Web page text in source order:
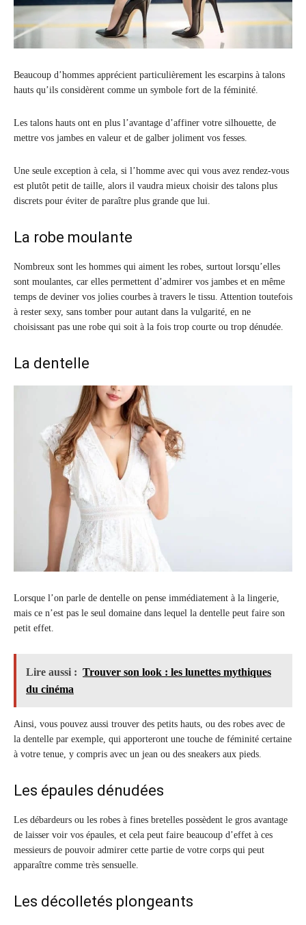
Beaucoup d’hommes apprécient particulièrement les escarpins à talons
hauts qu’ils considèrent comme un symbole fort de la féminité.
Les talons hauts ont en plus l’avantage d’affiner votre silhouette, de
mettre vos jambes en valeur et de galber joliment vos fesses.
Une seule exception à cela, si l’homme avec qui vous avez rendez-vous
est plutôt petit de taille, alors il vaudra mieux choisir des talons plus
discrets pour éviter de paraître plus grande que lui.
La robe moulante
Nombreux sont les hommes qui aiment les robes, surtout lorsqu’elles
sont moulantes, car elles permettent d’admirer vos jambes et en même
temps de deviner vos jolies courbes à travers le tissu. Attention toutefois
à rester sexy, sans tomber pour autant dans la vulgarité, en ne
choisissant pas une robe qui soit à la fois trop courte ou trop dénudée.
La dentelle
Lorsque l’on parle de dentelle on pense immédiatement à la lingerie,
mais ce n’est pas le seul domaine dans lequel la dentelle peut faire son
petit effet.
Lire aussi : Trouver son look : les lunettes mythiques
du cinéma
Ainsi, vous pouvez aussi trouver des petits hauts, ou des robes avec de
la dentelle par exemple, qui apporteront une touche de féminité certaine
à votre tenue, y compris avec un jean ou des sneakers aux pieds.
Les épaules dénudées
Les débardeurs ou les robes à fines bretelles possèdent le gros avantage
de laisser voir vos épaules, et cela peut faire beaucoup d’effet à ces
messieurs de pouvoir admirer cette partie de votre corps qui peut
apparaître comme très sensuelle.
Les décolletés plongeants